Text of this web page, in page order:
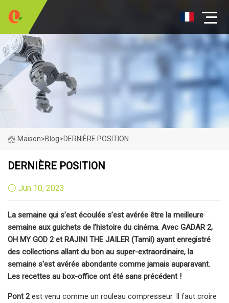
Maison>Blog>DERNIÈRE POSITION
DERNIÈRE POSITION
Jun 10, 2023
La semaine qui s’est écoulée s’est avérée être la meilleure
semaine aux guichets de l’histoire du cinéma. Avec GADAR 2,
OH MY GOD 2 et RAJINI THE JAILER (Tamil) ayant enregistré
des collections allant du bon au super-extraordinaire, la
semaine s'est avérée abondante comme jamais auparavant.
Les recettes au box-office ont été sans précédent !
Pont 2est venu comme un rouleau compresseur. Il faut croire